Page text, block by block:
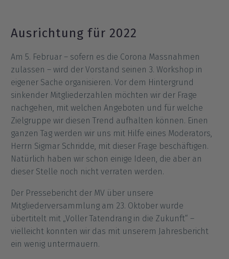
Ausrichtung für 2022
Am 5. Februar – sofern es die Corona Massnahmen
zulassen – wird der Vorstand seinen 3. Workshop in
eigener Sache organisieren. Vor dem Hintergrund
sinkender Mitgliederzahlen möchten wir der Frage
nachgehen, mit welchen Angeboten und für welche
Zielgruppe wir diesen Trend aufhalten können. Einen
ganzen Tag werden wir uns mit Hilfe eines Moderators,
Herrn Sigmar Schridde, mit dieser Frage beschäftigen.
Natürlich haben wir schon einige Ideen, die aber an
dieser Stelle noch nicht verraten werden.
Der Pressebericht der MV über unsere
Mitgliederversammlung am 23. Oktober wurde
übertitelt mit „Voller Tatendrang in die Zukunft“ –
vielleicht konnten wir das mit unserem Jahresbericht
ein wenig untermauern.